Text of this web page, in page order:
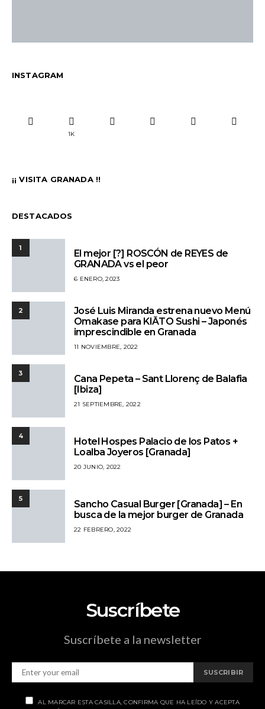
INSTAGRAM
1K
¡¡ VISITA GRANADA !!
DESTACADOS
1
El mejor [?] ROSCÓN de REYES de
GRANADA vs el peor
6 ENERO, 2023
2
José Luis Miranda estrena nuevo Menú
Omakase para KIĀTO Sushi – Japonés
imprescindible en Granada
11 NOVIEMBRE, 2022
3
Cana Pepeta – Sant Llorenç de Balafia
[Ibiza]
21 SEPTIEMBRE, 2022
4
Hotel Hospes Palacio de los Patos +
Loalba Joyeros [Granada]
20 JUNIO, 2022
5
Sancho Casual Burger [Granada] – En
busca de la mejor burger de Granada
22 FEBRERO, 2022
Suscríbete
Suscríbete a la newsletter
SUSCRIBIR
AL MARCAR ESTA CASILLA, CONFIRMA QUE HA LEÍDO Y ACEPTA